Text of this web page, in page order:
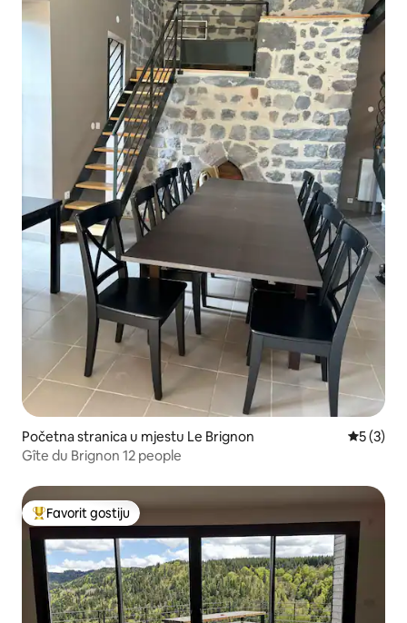
Početna stranica u mjestu Le Brignon
5 (3)
Gîte du Brignon 12 people
Glavni favorit gostiju
Favorit gostiju